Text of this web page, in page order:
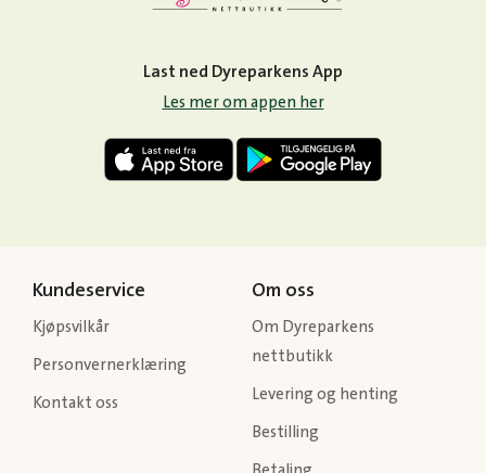
Last ned Dyreparkens App
Les mer om appen her
Kundeservice
Kjøpsvilkår
Personvernerklæring
Kontakt oss
Om oss
Om Dyreparkens
nettbutikk
Levering og henting
Bestilling